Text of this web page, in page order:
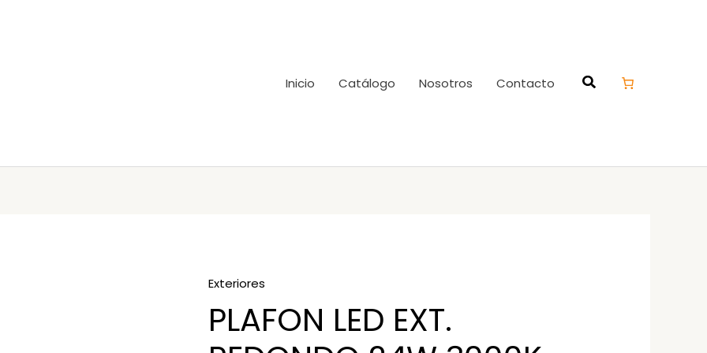
Inicio
Catálogo Nosotros Contacto
Exteriores
PLAFON LED EXT.